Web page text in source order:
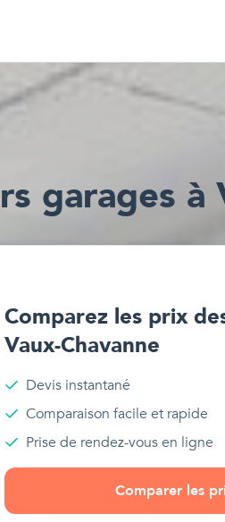
s garages à
Comparez les prix
Vaux-Chavanne
Devis instantané
Comparaison facile et rapide
Prise de rendez-vous en ligne
Comparer les